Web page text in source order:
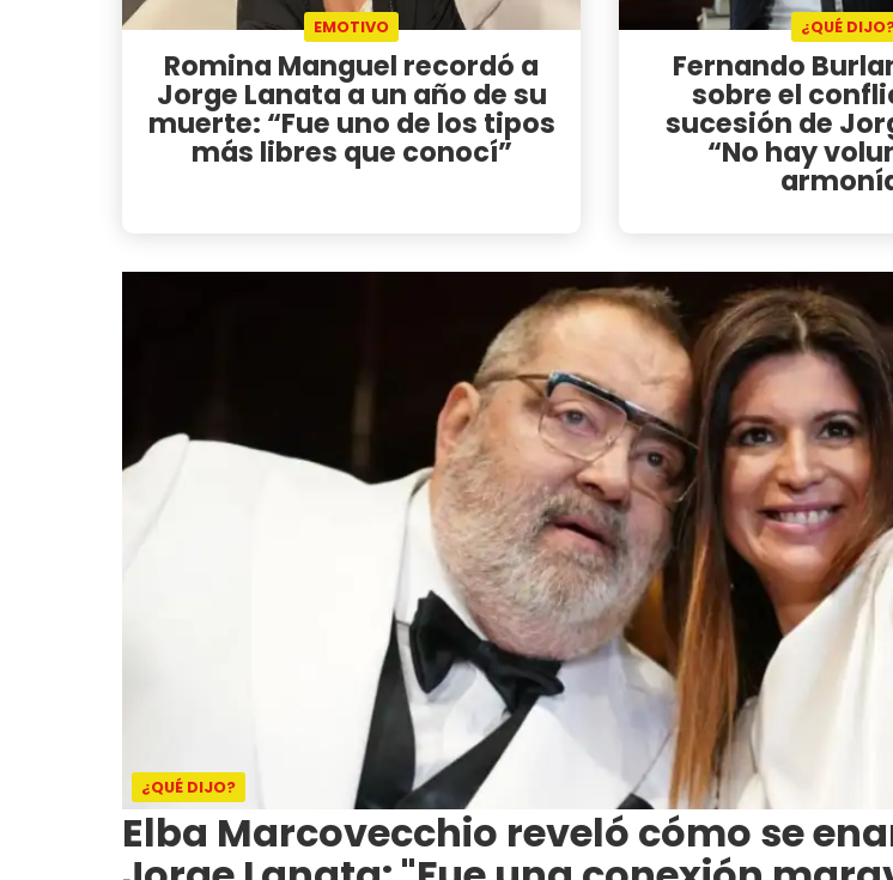
EMOTIVO
Romina Manguel recordó a
Jorge Lanata a un año de su
muerte: “Fue uno de los tipos
más libres que conocí”
¿QUÉ
Fernando
sobre el
sucesión de
“No hay
¿QUÉ DIJO?
Elba Marcovecchio reveló cómo se